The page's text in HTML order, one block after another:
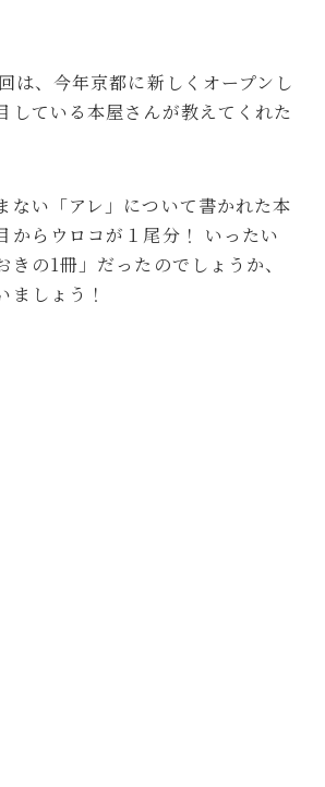
は、今年京都に新しくオープンし
している本屋さんが教えてくれた
ない「アレ」について書かれた本
からウロコが１尾分！ いったい
きの1冊」だったのでしょうか、
ましょう！